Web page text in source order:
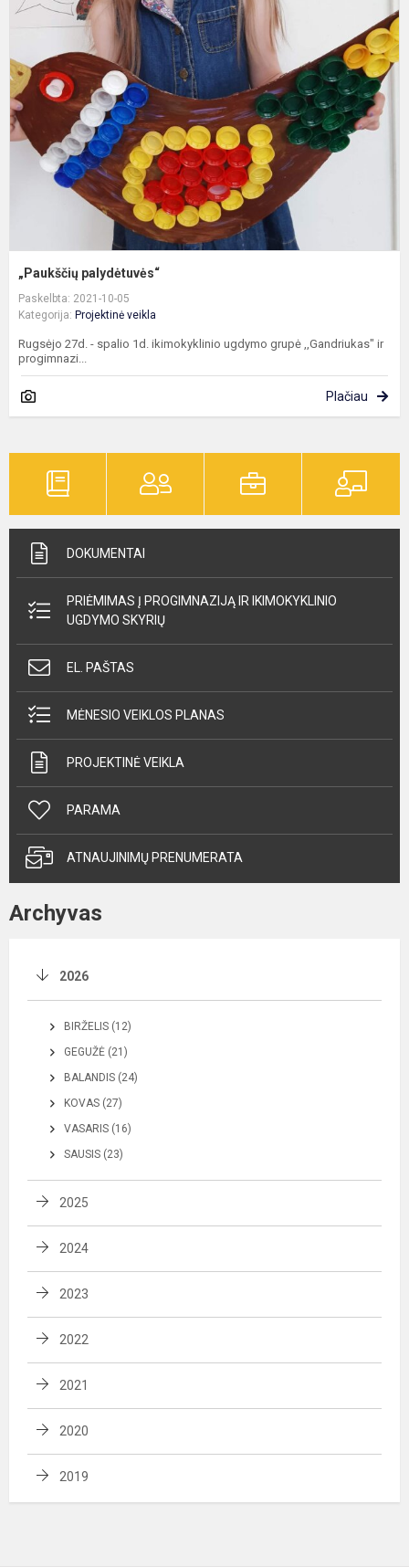
„Paukščių palydėtuvės“
Paskelbta: 2021-10-05
Kategorija: Projektinė veikla
Rugsėjo 27d. - spalio 1d. ikimokyklinio ugdymo grupė ,,Gandriukas" ir
progimnazi...
Plačiau
DOKUMENTAI
PRIĖMIMAS Į PROGIMNAZIJĄ IR IKIMOKYKLINIO
UGDYMO SKYRIŲ
EL. PAŠTAS
MĖNESIO VEIKLOS PLANAS
PROJEKTINĖ VEIKLA
PARAMA
ATNAUJINIMŲ PRENUMERATA
Archyvas
2026
BIRŽELIS (12)
GEGUŽĖ (21)
BALANDIS (24)
KOVAS (27)
VASARIS (16)
SAUSIS (23)
2025
2024
2023
2022
2021
2020
2019